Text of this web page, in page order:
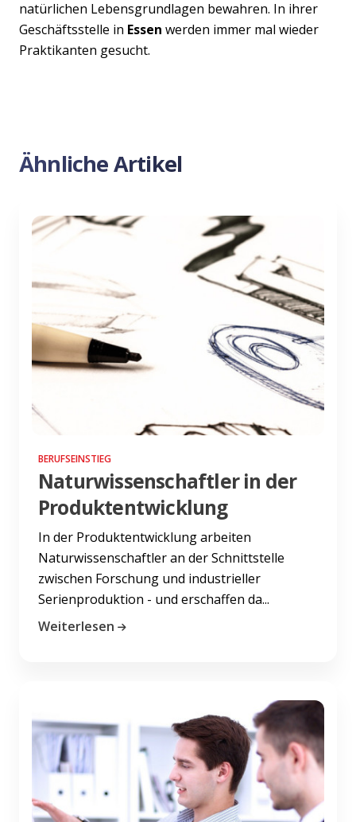
natürlichen Lebensgrundlagen bewahren. In ihrer
Geschäftsstelle in Essen werden immer mal wieder
Praktikanten gesucht.
Ähnliche Artikel
BERUFSEINSTIEG
Naturwissenschaftler in der
Produktentwicklung
In der Produktentwicklung arbeiten
Naturwissenschaftler an der Schnittstelle
zwischen Forschung und industrieller
Serienproduktion - und erschaffen da...
Weiterlesen